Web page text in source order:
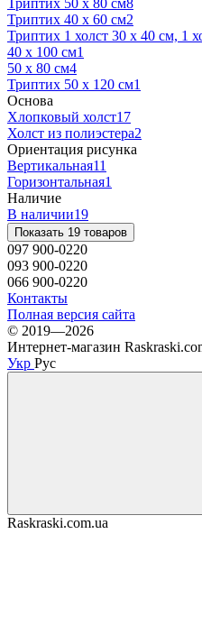
Триптих 40 х 60 см2
Триптих 1 холст 30 х 40 см, 1
40 х 100 см1
50 х 80 см4
Триптих 50 х 120 см1
Основа
Хлопковый холст17
Холст из полиэстера2
Ориентация рисунка
Вертикальная11
Горизонтальная1
Наличие
В наличии19
Показать 19 товаров
097 900-0220
093 900-0220
066 900-0220
Контакты
Полная версия сайта
© 2019—2026
Интернет-магазин
Укр Рус
Raskraski.com.ua